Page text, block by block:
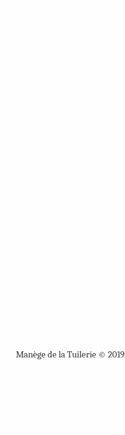
Manège de la Tuilerie ©